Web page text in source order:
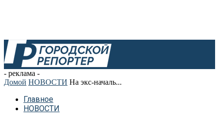
- реклама -
Домой НОВОСТИ На экс-началь...
Главное
НОВОСТИ